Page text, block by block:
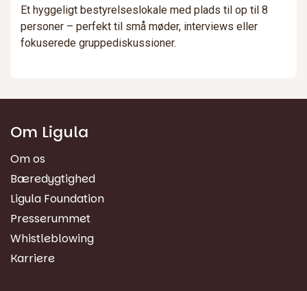
Et hyggeligt bestyrelseslokale med plads til op til 8
personer – perfekt til små møder, interviews eller
fokuserede gruppediskussioner.
Om Ligula
Om os
Bæredygtighed
Ligula Foundation
Presserummet
Whistleblowing
Karriere